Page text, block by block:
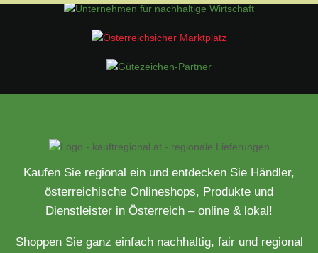
Kaufen Sie regional ein und entdecken Sie Händler,
österreichische Onlineshops, Produkte und
Dienstleister in Österreich – online & lokal!
Shoppen Sie ganz einfach nachhaltig, fair und regional